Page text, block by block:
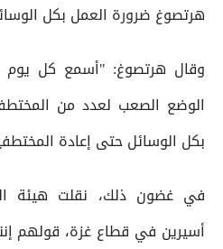
هرتصوغ ضرورة العمل بكل
وقال هرتصوغ: "أسمع كل يوم
الوضع الصعب لعدد من
بكل الوسائل حتى إعادة
في غضون ذلك، نقلت هيئة
أسيرين في قطاع غزة، قولهم